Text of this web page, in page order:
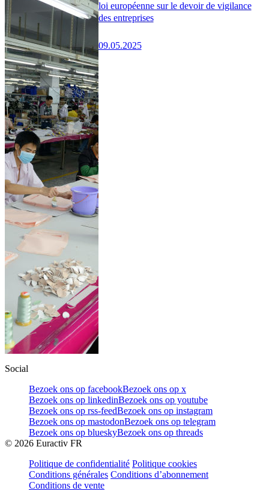
loi européenne sur le devoir de vigilance
des entreprises
09.05.2025
Social
Bezoek ons op facebookBezoek ons op x
Bezoek ons op linkedinBezoek ons op youtube
Bezoek ons op rss-feedBezoek ons op instagram
Bezoek ons op mastodonBezoek ons op telegram
Bezoek ons op blueskyBezoek ons op threads
© 2026 Euractiv FR
Politique de confidentialité Politique cookies
Conditions générales Conditions d’abonnement
Conditions de vente